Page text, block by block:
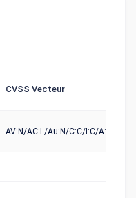
CVSS Vecteur
AV:N/AC:L/Au:N/C:C/I:C/A:C